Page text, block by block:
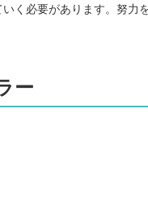
く必要があります。努
ー